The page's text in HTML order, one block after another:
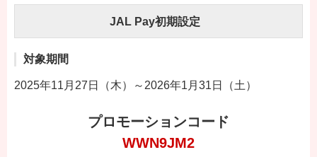
JAL Pay初期設定
対象期間
2025年11月27日（木）～2026年1月31日（土）
プロモーションコード
WWN9JM2